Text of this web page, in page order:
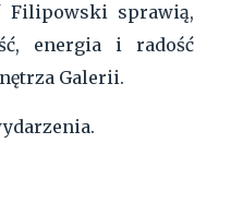
Filipowski sprawią,
energia i radość
Galerii.